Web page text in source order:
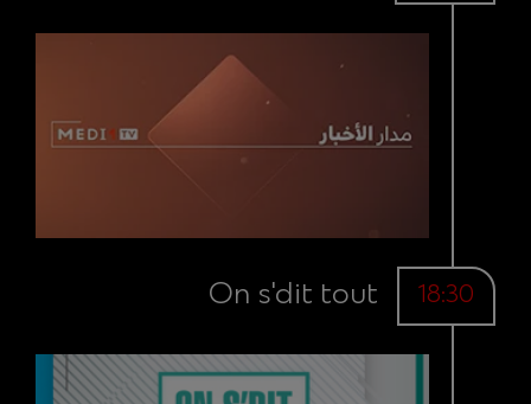
18:30
On s'dit tout